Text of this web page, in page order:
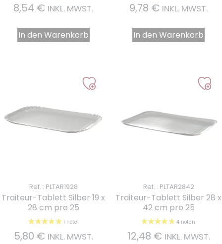
8,54 € INKL. MWST.
In den Warenkorb
9,78 € INKL. MWST.
In den Warenkorb
Ref. : PLTAR1928
Traiteur-Tablett Silber 19 x
28 cm pro 25
5,80 € INKL. MWST.
Ref. : PLTAR2842
Traiteur-Tablett Silber 28 x
42 cm pro 25
12,48 € INKL. MWST.